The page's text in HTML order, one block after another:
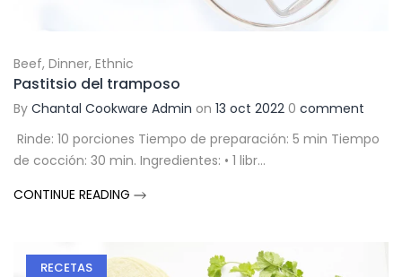
Beef, Dinner, Ethnic
Pastitsio del tramposo
By Chantal Cookware Admin on 13 oct 2022 0 comment
Rinde: 10 porciones Tiempo de preparación: 5 min Tiempo
de cocción: 30 min. Ingredientes: • 1 libr...
CONTINUE READING
RECETAS